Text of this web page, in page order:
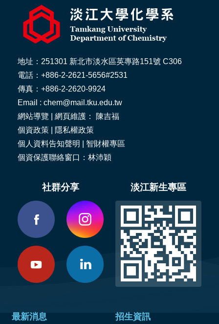
地址：251301 新北市淡水區英專路151號 C306
電話：+886-2-2621-5656#2531
傳真：+886-2-2620-9924
Email : chem@mail.tku.edu.tw
網站導覽 | 網頁維護： 陳吉福
個資政策
隱私權政策
個人資料告知聲明
智財權專區
個資保護聯絡窗口：林沛穎
社群分享 淡江新生專區
最新消息 招生資訊